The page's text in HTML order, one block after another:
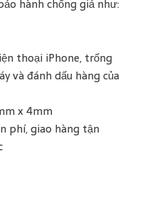
hành chống giả như:
thoại iPhone, trống
và đánh dấu hàng của
x 4mm
phí, giao hàng tận